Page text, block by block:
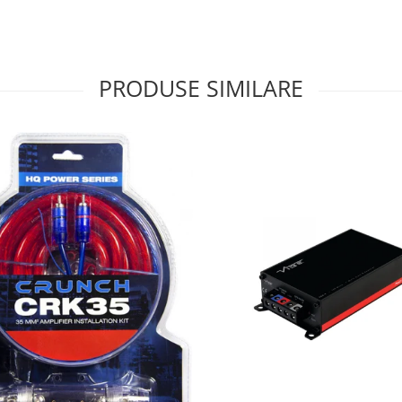
PRODUSE SIMILARE